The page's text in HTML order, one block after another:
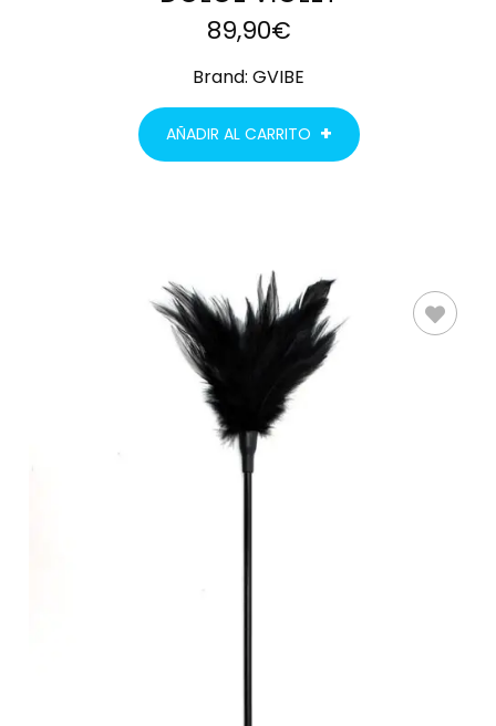
89,90€
Brand: GVIBE
AÑADIR AL CARRITO